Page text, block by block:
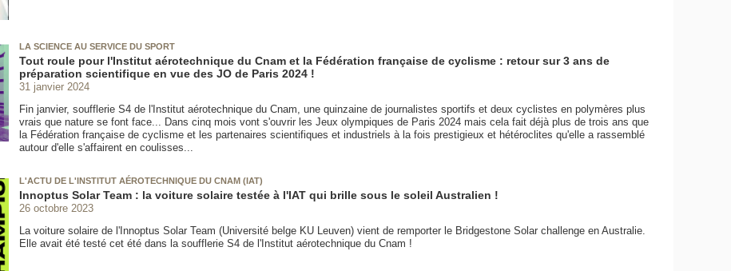
LA SCIENCE AU SERVICE DU SPORT
Tout roule pour l'Institut aérotechnique du Cnam et la Fédération française de cyclisme : retour sur 3 ans de
préparation scientifique en vue des JO de Paris 2024 !
31 janvier 2024
Fin janvier, soufflerie S4 de l'Institut aérotechnique du Cnam, une quinzaine de journalistes sportifs et deux cyclistes en polymères plus
vrais que nature se font face... Dans cinq mois vont s'ouvrir les Jeux olympiques de Paris 2024 mais cela fait déjà plus de trois ans que
la Fédération française de cyclisme et les partenaires scientifiques et industriels à la fois prestigieux et hétéroclites qu'elle a rassemblé
autour d'elle s'affairent en coulisses...
L'ACTU DE L'INSTITUT AÉROTECHNIQUE DU CNAM (IAT)
Innoptus Solar Team : la voiture solaire testée à l'IAT qui brille sous le soleil Australien !
26 octobre 2023
La voiture solaire de l'Innoptus Solar Team (Université belge KU Leuven) vient de remporter le Bridgestone Solar challenge en Australie.
Elle avait été testé cet été dans la soufflerie S4 de l'Institut aérotechnique du Cnam !